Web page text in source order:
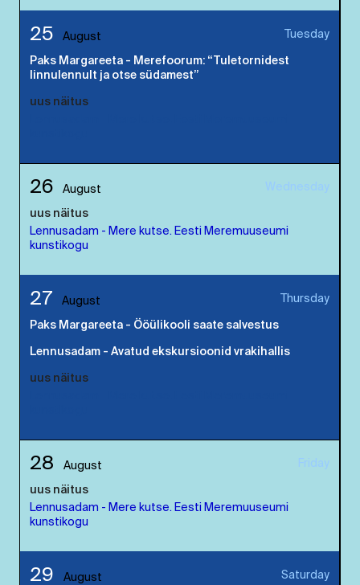
25 August Tuesday
Paks Margareeta - Merefoorum: “Tuletornidest
linnulennult ja otse südamest”
uus näitus
26 August Wednesday
uus näitus
Lennusadam - Mere kutse. Eesti Meremuuseumi
kunstikogu
27 August Thursday
Paks Margareeta - Ööülikooli saate salvestus
Lennusadam - Avatud ekskursioonid vrakihallis
uus näitus
28 August Friday
uus näitus
Lennusadam - Mere kutse. Eesti Meremuuseumi
kunstikogu
29 August Saturday